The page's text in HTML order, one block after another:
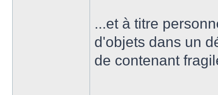
...et à titre
d'objets dans un
de contenant